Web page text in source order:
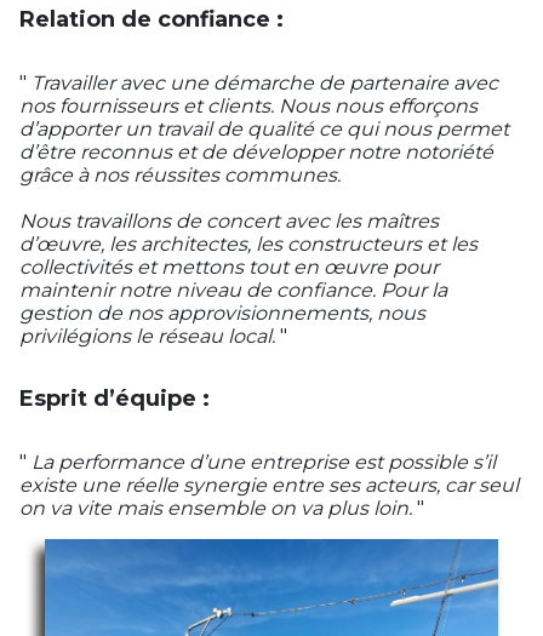
Relation de confiance :
" Travailler avec une démarche de partenaire avec
nos fournisseurs et clients. Nous nous efforçons
d’apporter un travail de qualité ce qui nous permet
d’être reconnus et de développer notre notoriété
grâce à nos réussites communes.
Nous travaillons de concert avec les maîtres
d’œuvre, les architectes, les constructeurs et les
collectivités et mettons tout en œuvre pour
maintenir notre niveau de confiance. Pour la
gestion de nos approvisionnements, nous
privilégions le réseau local. "
Esprit d’équipe :
" La performance d’une entreprise est possible s’il
existe une réelle synergie entre ses acteurs, car seul
on va vite mais ensemble on va plus loin. "